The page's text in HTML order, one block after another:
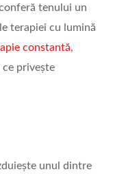
tenului un
terapiei cu lumină
constantă,
privește
unul dintre